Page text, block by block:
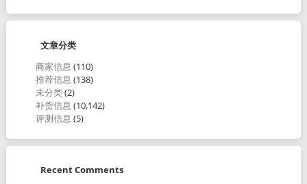
文章分类
商家信息 (110)
推荐信息 (138)
未分类(2)
补货信息 (10,142)
评测信息 (5)
Recent Comments